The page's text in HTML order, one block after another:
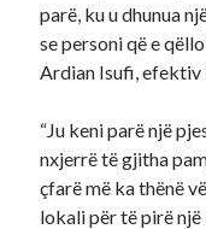
parë, ku u dhunua
se personi që e
Ardian Isufi, efektiv
“Ju keni parë një
nxjerrë të gjitha
çfarë më ka thënë
lokali për të pirë